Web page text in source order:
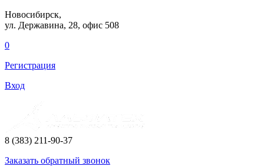
Новосибирск,
ул. Державина, 28, офис 508
0
Регистрация
Вход
8 (383) 211-90-37
Заказать обратный звонок